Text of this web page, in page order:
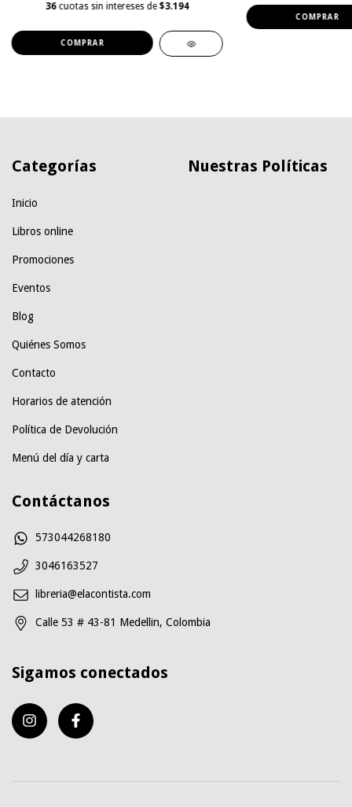
36 cuotas sin intereses de$3.194
Categorías
Inicio
Libros online
Promociones
Eventos
Blog
Quiénes Somos
Contacto
Horarios de atención
Política de Devolución
Menú del día y carta
Nuestras Políticas
Contáctanos
573044268180
3046163527
libreria@elacontista.com
Calle 53 # 43-81 Medellin, Colombia
Sigamos conectados